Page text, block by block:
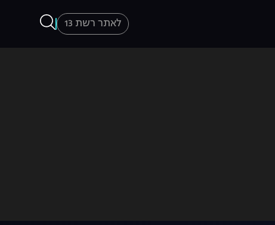
לאתר רשת 13